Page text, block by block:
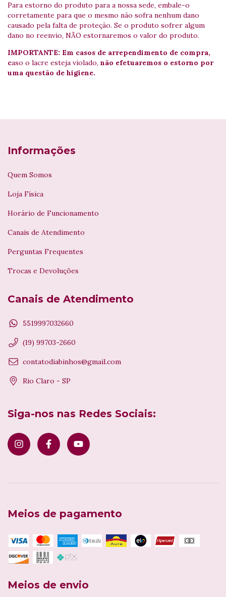
Para estorno do produto para a nossa sede, embale-o
corretamente para que o mesmo não sofra nenhum dano
causado pela falta de proteção. Se o produto sofrer algum
dano no reenvio, NÃO estornaremos o valor do produto.
IMPORTANTE: Em casos de arrependimento de compra,
caso o lacre esteja violado, não efetuaremos o estorno por
uma questão de higiene.
Informações
Quem Somos
Loja Física
Horário de Funcionamento
Canais de Atendimento
Perguntas Frequentes
Trocas e Devoluções
Canais de Atendimento
5519997032660
(19) 99703-2660
contatodiabinhos@gmail.com
Rio Claro - SP
Siga-nos nas Redes Sociais:
Meios de pagamento
Meios de envio